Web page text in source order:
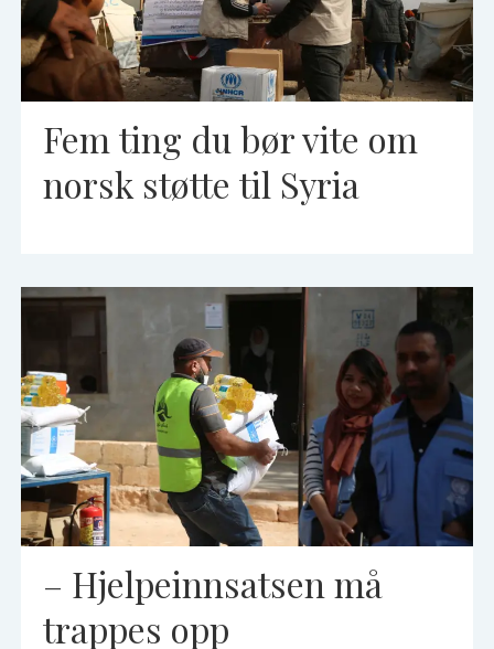
Fem ting du bør vite om
norsk støtte til Syria
– Hjelpeinnsatsen må
trappes opp